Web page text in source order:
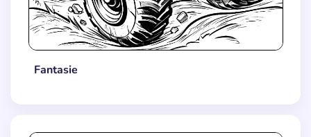
Fantasie